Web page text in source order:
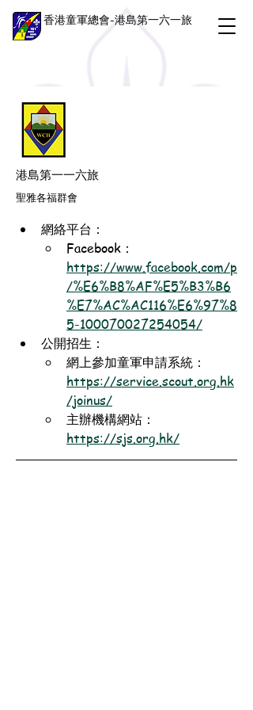
香港童軍總會-港島第一六一旅
港島第一一六旅
聖雅各福群會
網絡平台：
Facebook：
https://www.facebook.com/p
/%E6%B8%AF%E5%B3%B6
%E7%AC%AC116%E6%97%8
5-100070027254054/
公開招生：
網上參加童軍申請系統：
https://service.scout.org.hk
/joinus/
主辦機構網站：
https://sjs.org.hk/